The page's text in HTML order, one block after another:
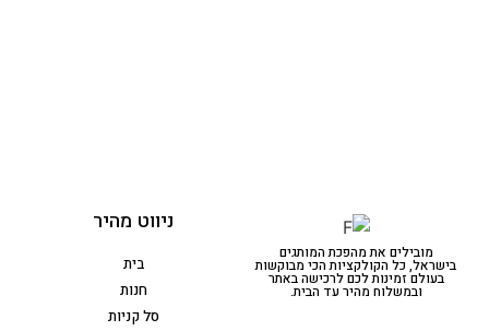
מובילים את מהפכת המותגים
בישראל, כל הקולקציות הכי מבוקשות
בעולם זמינות לכם לרכישה באתר
ובמשלוח מהיר עד הבית.
ניווט מהיר
בית
חנות
סל קניות